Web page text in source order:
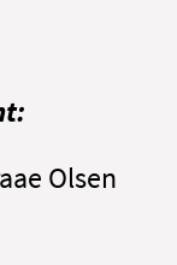
Olsen